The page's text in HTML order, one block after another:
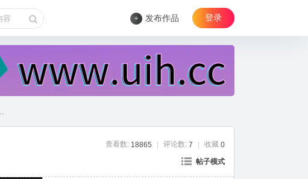
+ 发布作品 登录
查看数: 18865 评论数: 7 收藏 0
帖子模式